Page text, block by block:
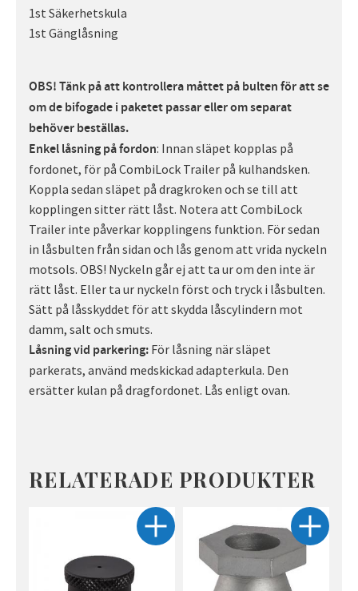
1st Säkerhetskula
1st Gänglåsning
OBS! Tänk på att kontrollera måttet på bulten för att se
om de bifogade i paketet passar eller om separat
behöver beställas.
Enkel låsning på fordon: Innan släpet kopplas på
fordonet, för på CombiLock Trailer på kulhandsken.
Koppla sedan släpet på dragkroken och se till att
kopplingen sitter rätt låst. Notera att CombiLock
Trailer inte påverkar kopplingens funktion. För sedan
in låsbulten från sidan och lås genom att vrida nyckeln
motsols. OBS! Nyckeln går ej att ta ur om den inte är
rätt låst. Eller ta ur nyckeln först och tryck i låsbulten.
Sätt på låsskyddet för att skydda låscylindern mot
damm, salt och smuts.
Låsning vid parkering: För låsning när släpet
parkerats, använd medskickad adapterkula. Den
ersätter kulan på dragfordonet. Lås enligt ovan.
RELATERADE PRODUKTER